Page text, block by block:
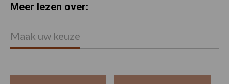
Meer lezen over:
Maak uw keuze